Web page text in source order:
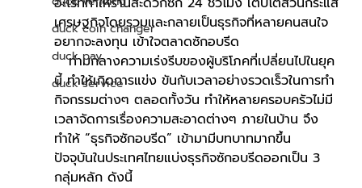
duck coin changer
duck pay
duck service
เศรษฐกิจโดยรวมและกลายเป็นธุรกิจที่หลายคนสนใจ
อยากจะลงทุน เข้าใจตลาดซักอบรีด
   ท่ามกลางความเร่งรีบของผู้บริโภคที่เปลี่ยนไปในยุค
นี้ ทำให้เกิดการแข่ง ขันกับเวลาอย่างรวดเร็วในการทำ
กิจกรรมต่างๆ ตลอดทั้งวัน ทำให้หลายครอบครัวไม่มี
เวลาจัดการเรื่องความสะอาดต่างๆ ภายในบ้าน จึง
ทำให้ “ธุรกิจซักอบรีด” เข้ามามีบทบาทมากขึ้น
ปัจจุบันในประเทศไทยแบ่งธุรกิจซักอบรีดออกเป็น 3
กลุ่มหลัก ดังนี้